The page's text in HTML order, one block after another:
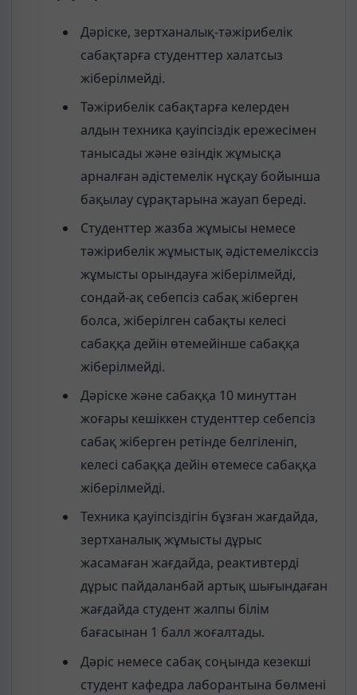
Дәріске, зертханалық-тәжірибелік
сабақтарға студенттер халатсыз
жіберілмейді.
Тәжірибелік сабақтарға келерден
алдын техника қауіпсіздік ережесімен
танысады және өзіндік жұмысқа
арналған әдістемелік нұсқау бойынша
бақылау сұрақтарына жауап береді.
Студенттер жазба жұмысы немесе
тәжірибелік жұмыстық әдістемелікссіз
жұмысты орындауға жіберілмейді,
сондай-ақ себепсіз сабақ жіберген
болса, жіберілген сабақты келесі
сабаққа дейін өтемейінше сабаққа
жіберілмейді.
Дәріске және сабаққа 10 минуттан
жоғары кешіккен студенттер себепсіз
сабақ жіберген ретінде белгіленіп,
келесі сабаққа дейін өтемесе сабаққа
жіберілмейді.
Техника қауіпсіздігін бұзған жағдайда,
зертханалық жұмысты дұрыс
жасамаған жағдайда, реактивтерді
дұрыс пайдаланбай артық шығындаған
жағдайда студент жалпы білім
бағасынан 1 балл жоғалтады.
Дәріс немесе сабақ соңында кезекші
студент кафедра лаборантына бөлмені